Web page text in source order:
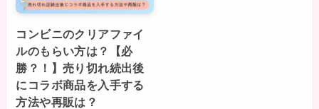
コンビニのクリアファイ
ルのもらい方は？【必
勝？！】売り切れ続出後
にコラボ商品を入手する
方法や再販は？